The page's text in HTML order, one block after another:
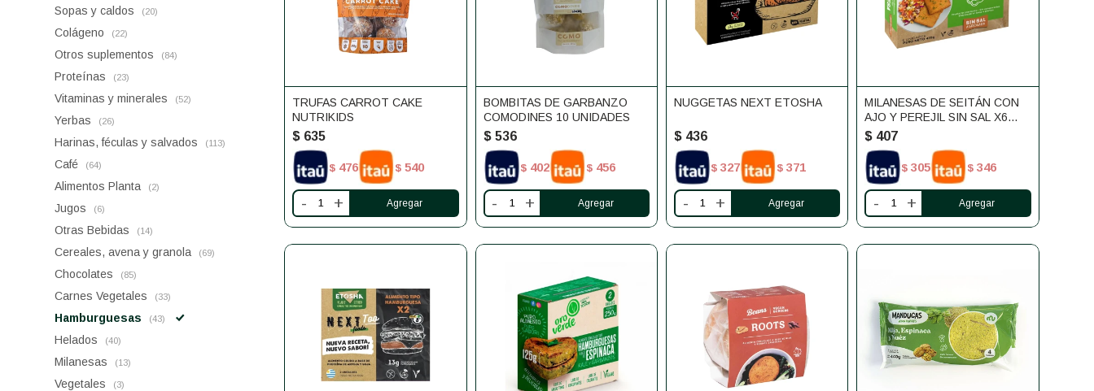
TRUFAS CARROT CAKE
NUTRIKIDS
$ 635
$ 476 $ 540
- +
BOMBITAS DE GARBANZO
COMODINES 10 UNIDADES
$ 536
$ 402 $ 456
- +
NUGGETAS NEXT ETOSHA
$ 436
$ 327 $ 371
- +
MILANESAS DE SEITÁN CON
AJO Y PEREJIL SIN SAL X6
UNIDADES ETOSHA
$ 407
$ 305 $ 346
- +
Sopas y caldos (20)
Colágeno (22)
Otros suplementos (84)
Proteínas (23)
Vitaminas y minerales (52)
Yerbas (26)
Harinas, féculas y salvados (113)
Café (64)
Alimentos Planta (2)
Jugos (6)
Otras Bebidas (14)
Cereales, avena y granola (69)
Chocolates (85)
Carnes Vegetales (33)
Hamburguesas (43)
Helados (40)
Milanesas (13)
Vegetales (3)